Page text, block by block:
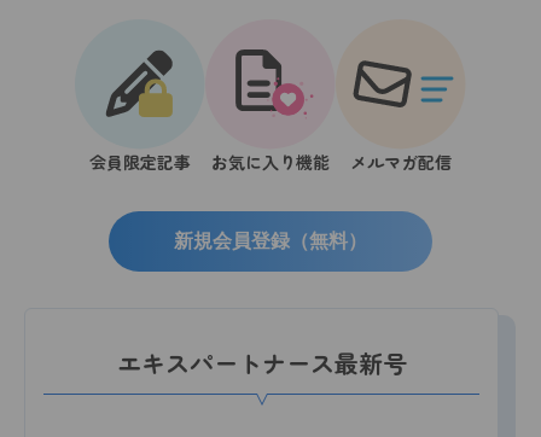
会員限定記事 お気に入り機能 メルマガ配信
新規会員登録（無料）
エキスパートナース最新号